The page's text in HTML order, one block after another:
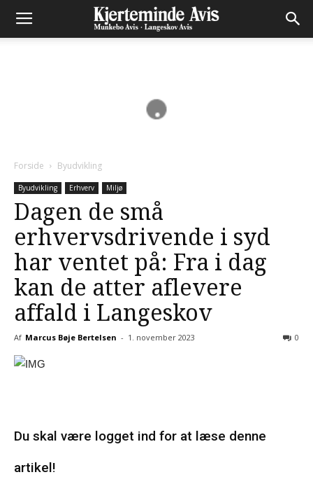
Forside Byudvikling
Byudvikling Erhverv Miljø
Dagen de små
erhvervsdrivende i syd
har ventet på: Fra i dag
kan de atter aflevere
affald i Langeskov
Af Marcus Bøje Bertelsen - 1. november 2023 0
Du skal være logget ind for at læse denne
artikel!